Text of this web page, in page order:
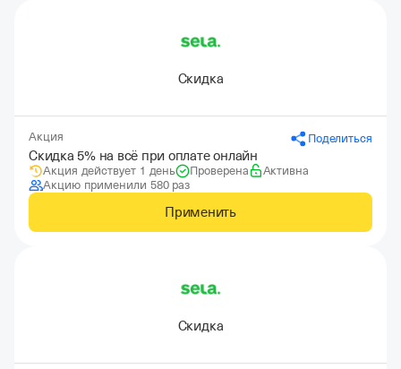
Скидка
Акция Поделиться
Скидка 5% на всё при оплате онлайн
Акция действует 1 день Проверена
Активна
Акцию применили 580 раз
Применить
Скидка